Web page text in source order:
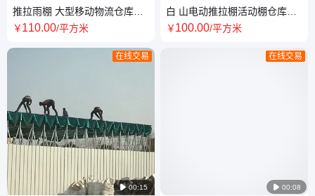
推拉雨棚 大型移动物流仓库折
叠帐篷 防雨防晒 支持定制
￥110.00/平方米
 00:15
在线交易
白 山电动推拉棚活动棚仓库棚
安装通道大型遮阳棚
￥100.00/平方米
 00:08
在线交易